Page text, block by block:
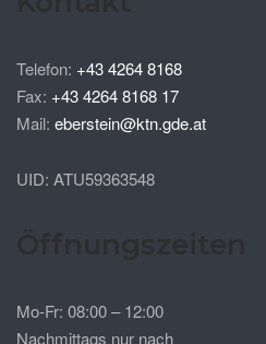
Telefon: +43 4264 8168
Fax: +43 4264 8168 17
Mail: eberstein@ktn.gde.at
UID: ATU59363548
Mo-Fr: 08:00 – 12:00
Nachmittags nur nach